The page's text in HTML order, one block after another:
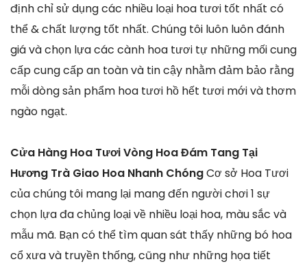
định chỉ sử dụng các nhiều loại hoa tươi tốt nhất có
thể & chất lượng tốt nhất. Chúng tôi luôn luôn đánh
giá và chọn lựa các cành hoa tươi tự những mối cung
cấp cung cấp an toàn và tin cậy nhằm đảm bảo rằng
mỗi dòng sản phẩm hoa tươi hồ hết tươi mới và thơm
ngào ngạt.
Cửa Hàng Hoa Tươi Vòng Hoa Đám Tang Tại
Hương Trà Giao Hoa Nhanh ChóngCơ sở Hoa Tươi
của chúng tôi mang lại mang đến người chơi 1 sự
chọn lựa đa chủng loại về nhiều loại hoa, màu sắc và
mẫu mã. Bạn có thể tìm quan sát thấy những bó hoa
cổ xưa và truyền thống, cũng như những họa tiết